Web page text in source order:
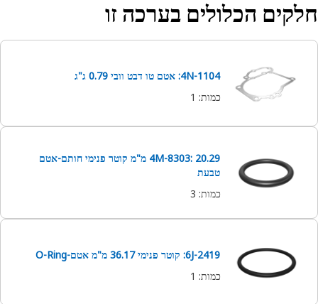
הכלולים בערכה זו
4N-1104: אטם טו דבט וובי 0.79 ג"ג
כמות:
1
4M-8303: 20.29 מ"מ קוטר פנימי חותם-אטם
טבעת
כמות:
3
6J-2419: קוטר פנימי 36.17 מ"מ אטם-O-Ring
כמות:
1